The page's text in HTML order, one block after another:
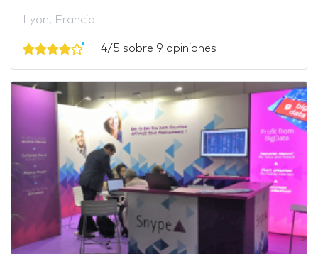
Lyon, Francia
4/5 sobre 9 opiniones